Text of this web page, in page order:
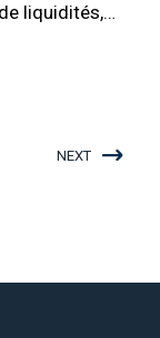
liquidités,…
NEXT